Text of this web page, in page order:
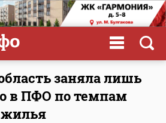
заняла лишь
в ПФО по темпам
жилья